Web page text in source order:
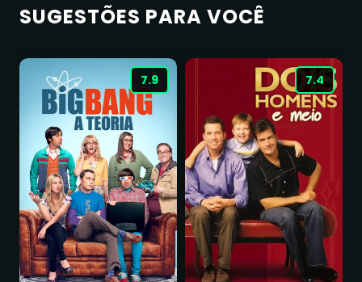
SUGESTÕES PARA VOCÊ
7.9 7.4